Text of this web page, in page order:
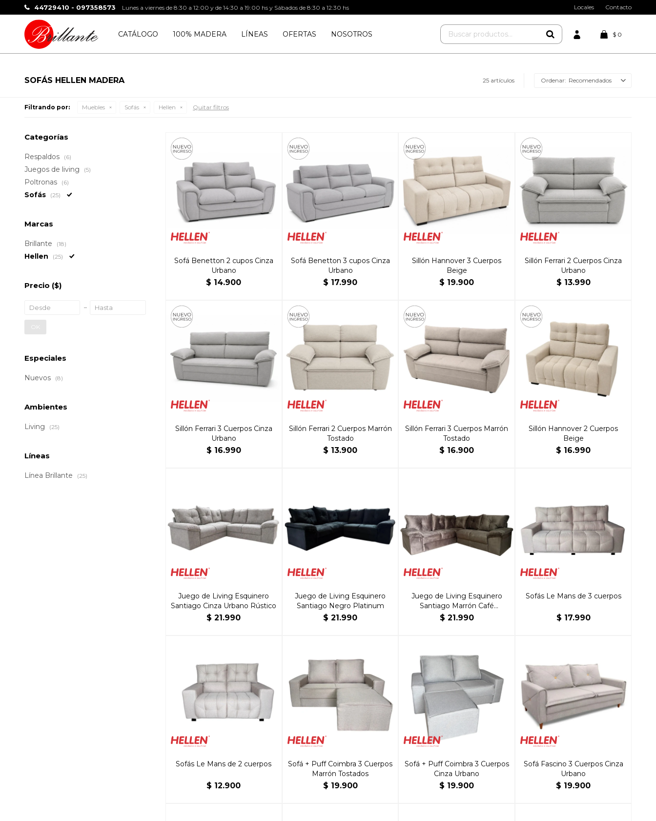
CATÁLOGO 100% MADERA LÍNEAS OFERTAS NOSOTROS $ 0
44729410 - 097358573 Lunes a viernes de 8:30 a 12:00 y de 14:30 a 19:00 hs y Sábados de 8:30 a 12:30 hs Locales Contacto
SOFÁS HELLEN MADERA 25 artículos Recomendados
Filtrando por: Muebles Sofás Hellen Quitar filtros
Sofá Benetton 2 cupos Cinza
Urbano
$ 14.900
Sofá Benetton 3 cupos Cinza
Urbano
$ 17.990
Sillón Hannover 3 Cuerpos
Beige
$ 19.900
Sillón Ferrari 2 Cuerpos Cinza
Urbano
$ 13.990
Sillón Ferrari 3 Cuerpos Cinza
Urbano
$ 16.990
Sillón Ferrari 2 Cuerpos Marrón
Tostado
$ 13.900
Sillón Ferrari 3 Cuerpos Marrón
Tostado
$ 16.900
Sillón Hannover 2 Cuerpos
Beige
$ 16.990
Juego de Living Esquinero
Santiago Cinza Urbano Rústico
$ 21.990
Juego de Living Esquinero
Santiago Negro Platinum
$ 21.990
Juego de Living Esquinero
Santiago Marrón Café
Platinum
$ 21.990
Sofás Le Mans de 3 cuerpos
$ 17.990
Sofás Le Mans de 2 cuerpos
$ 12.900
Sofá + Puff Coimbra 3 Cuerpos
Marrón Tostados
$ 19.900
Sofá + Puff Coimbra 3 Cuerpos
Cinza Urbano
$ 19.900
Sofá Fascino 3 Cuerpos Cinza
Urbano
$ 19.900
Categorías
Respaldos (6)
Juegos de living (5)
Poltronas (6)
Sofás (25)
Marcas
Brillante (18)
Hellen (25)
Precio ($)
OK
Especiales
Nuevos (8)
Ambientes
Living (25)
Líneas
Línea Brillante (25)